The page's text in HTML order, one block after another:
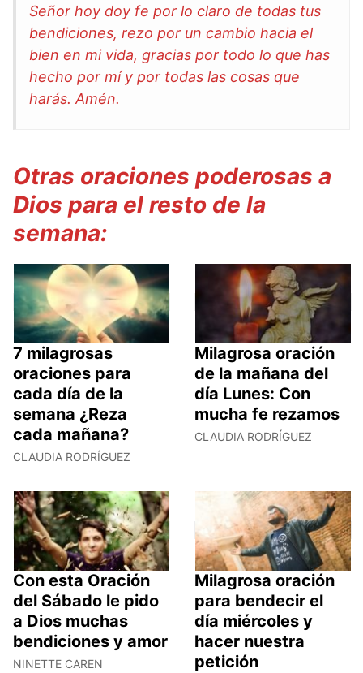
Señor hoy doy fe por lo claro de todas tus
bendiciones, rezo por un cambio hacia el
bien en mi vida, gracias por todo lo que has
hecho por mí y por todas las cosas que
harás. Amén.
Otras oraciones poderosas a
Dios para el resto de la
semana:
7 milagrosas
oraciones para
cada día de la
semana ¿Reza
cada mañana?
CLAUDIA RODRÍGUEZ
Milagrosa oración
de la mañana del
día Lunes: Con
mucha fe rezamos
CLAUDIA RODRÍGUEZ
Con esta Oración
del Sábado le pido
a Dios muchas
bendiciones y amor
NINETTE CAREN
Milagrosa oración
para bendecir el
día miércoles y
hacer nuestra
petición